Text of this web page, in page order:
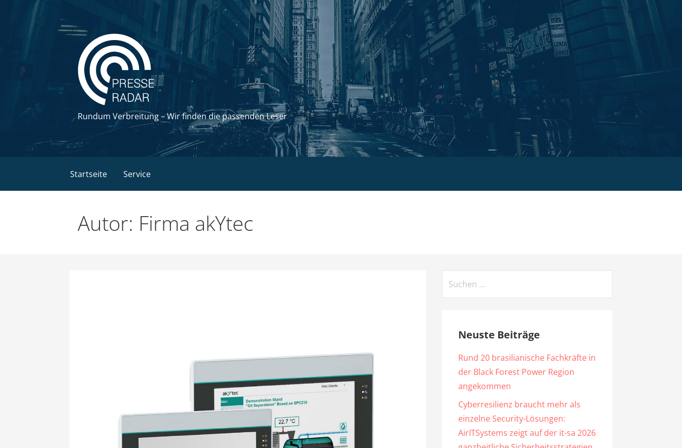
Rundum Verbreitung – Wir finden die passenden Leser
Startseite Service
Autor: Firma akYtec
Neuste Beiträge
Rund 20 brasilianische Fachkräfte in
der Black Forest Power Region
angekommen
Cyberresilienz braucht mehr als
einzelne Security-Lösungen:
AirITSystems zeigt auf der it-sa 2026